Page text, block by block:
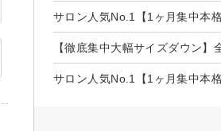
サロン人気No.1【1ヶ月集中本
【徹底集中大幅サイズダウン】
サロン人気No.1【1ヶ月集中本